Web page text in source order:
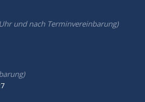
und nach Terminvereinbarung)